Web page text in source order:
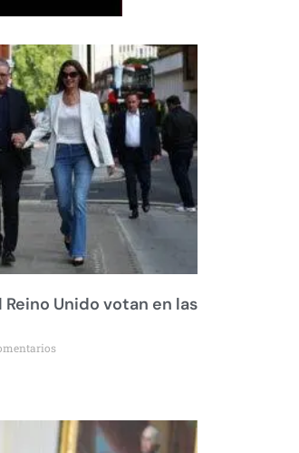
Unido votan en las